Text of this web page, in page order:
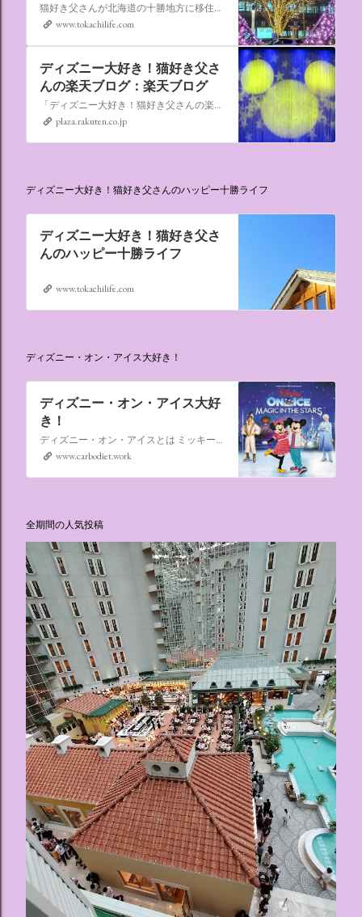
猫好き父さんが北海道の十勝地方に移住しました。なれない北海道の暮らしについてお伝えします。
www.tokachilife.com
ディズニー大好き！猫好き父さ
んの楽天ブログ：楽天ブログ
「ディズニー大好き！猫好き父さんの楽天ブログ」にようこそ！ いろんなブログサービスが廃止になるなか満を持して楽天ブログをはじめようと思います。 よろしくお願いいたします。
plaza.rakuten.co.jp
ディズニー大好き！猫好き父さんのハッピー十勝ライフ
ディズニー大好き！猫好き父さ
んのハッピー十勝ライフ
www.tokachilife.com
ディズニー・オン・アイス大好き！
ディズニー・オン・アイス大好
き！
ディズニー・オン・アイスとは ミッキーマウスやミニーマウスをはじめ、たくさんのディズニーキャラクターが登場し、世代を超えて愛され続けている、氷の上のミュージカルショーです。
www.carbodiet.work
全期間の人気投稿